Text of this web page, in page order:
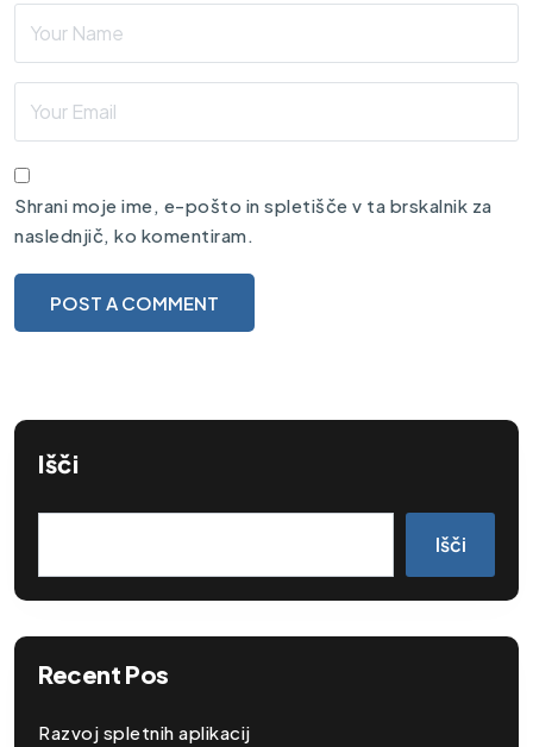
Shrani moje ime, e-pošto in spletišče v ta brskalnik za
naslednjič, ko komentiram.
Išči
Išči
Recent Pos
Razvoj spletnih aplikacij